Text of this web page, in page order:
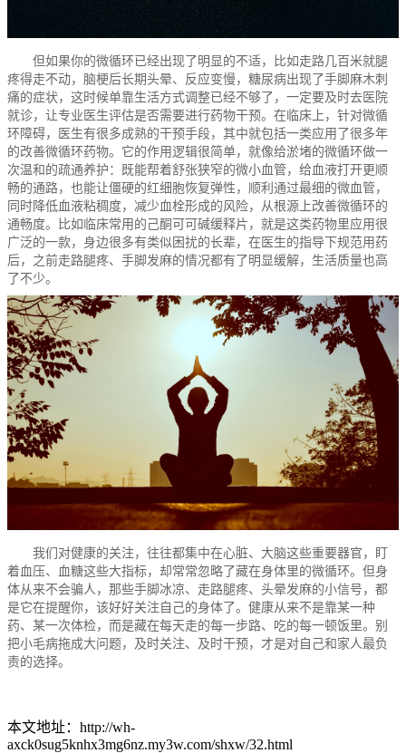
但如果你的微循环已经出现了明显的不适，比如走路几百米就腿
疼得走不动，脑梗后长期头晕、反应变慢，糖尿病出现了手脚麻木刺
痛的症状，这时候单靠生活方式调整已经不够了，一定要及时去医院
就诊，让专业医生评估是否需要进行药物干预。在临床上，针对微循
环障碍，医生有很多成熟的干预手段，其中就包括一类应用了很多年
的改善微循环药物。它的作用逻辑很简单，就像给淤堵的微循环做一
次温和的疏通养护：既能帮着舒张狭窄的微小血管，给血液打开更顺
畅的通路，也能让僵硬的红细胞恢复弹性，顺利通过最细的微血管，
同时降低血液粘稠度，减少血栓形成的风险，从根源上改善微循环的
通畅度。比如临床常用的己酮可可碱缓释片，就是这类药物里应用很
广泛的一款，身边很多有类似困扰的长辈，在医生的指导下规范用药
后，之前走路腿疼、手脚发麻的情况都有了明显缓解，生活质量也高
了不少。
我们对健康的关注，往往都集中在心脏、大脑这些重要器官，盯
着血压、血糖这些大指标，却常常忽略了藏在身体里的微循环。但身
体从来不会骗人，那些手脚冰凉、走路腿疼、头晕发麻的小信号，都
是它在提醒你，该好好关注自己的身体了。健康从来不是靠某一种
药、某一次体检，而是藏在每天走的每一步路、吃的每一顿饭里。别
把小毛病拖成大问题，及时关注、及时干预，才是对自己和家人最负
责的选择。
本文地址：http://wh-
axck0sug5knhx3mg6nz.my3w.com/shxw/32.html